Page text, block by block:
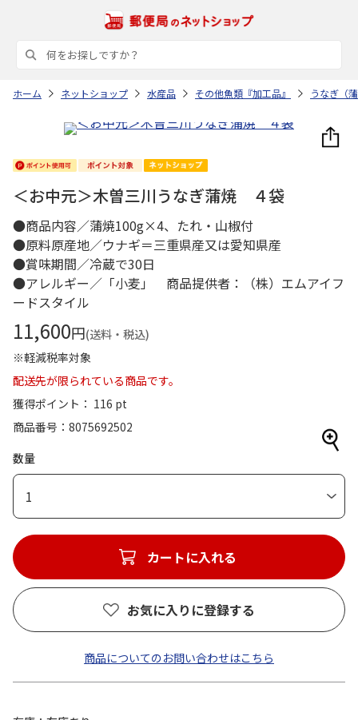
ホーム ネットショップ 水産品 その他魚類『加工品』 うなぎ（
＜お中元＞木曽三川うなぎ蒲焼 ４袋
●商品内容／蒲焼100g×4、たれ・山椒付
●原料原産地／ウナギ＝三重県産又は愛知県産
●賞味期間／冷蔵で30日
●アレルギー／「小麦」 商品提供者：（株）エムアイフ
ードスタイル
11,600円(送料・税込)
※軽減税率対象
配送先が限られている商品です。
獲得ポイント： 116 pt
商品番号
8075692502
数量
1
カートに入れる
お気に入りに登録する
商品についてのお問い合わせはこちら